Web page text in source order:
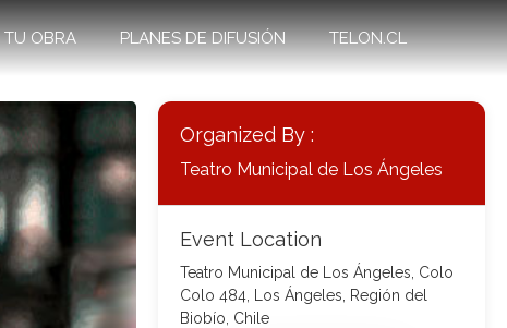
TU OBRA PLANES DE DIFUSIÓN TELON.CL
Organized By :
Teatro Municipal de Los Ángeles
Event Location
Teatro Municipal de Los Ángeles, Colo
Colo 484, Los Ángeles, Región del
Biobío, Chile